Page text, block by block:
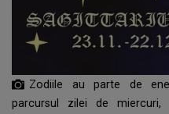
Zodiile au parte de
parcursul zilei de